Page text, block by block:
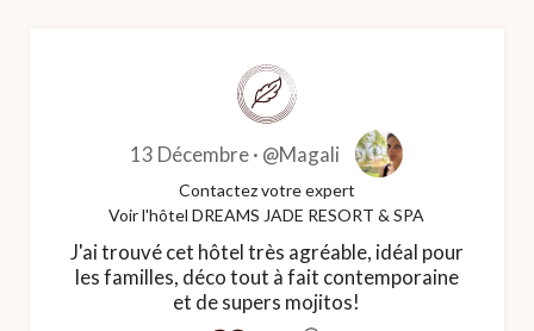
13 Décembre · @Magali
Contactez votre expert
Voir l'hôtel DREAMS JADE RESORT & SPA
J'ai trouvé cet hôtel très agréable, idéal pour
les familles, déco tout à fait contemporaine
et de supers mojitos!